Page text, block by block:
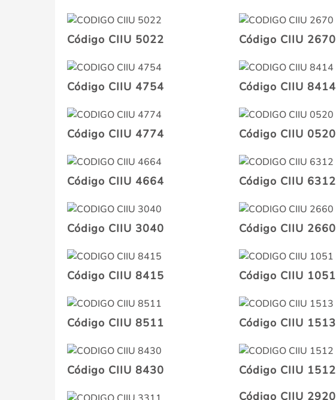
Código CIIU 5022 Código CIIU 2670
Código CIIU 4754 Código CIIU 8414
Código CIIU 4774 Código CIIU 0520
Código CIIU 4664 Código CIIU 6312
Código CIIU 3040 Código CIIU 2660
Código CIIU 8415 Código CIIU 1051
Código CIIU 8511 Código CIIU 1513
Código CIIU 8430 Código CIIU 1512
Código CIIU 2920